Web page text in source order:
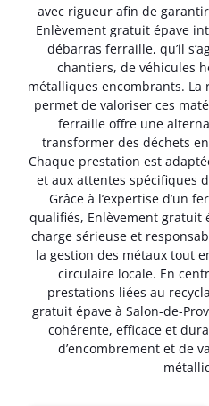
avec rigueur afin de
Enlèvement gratuit épave
débarras ferraille, qu’il
chantiers, de véhicules
métalliques encombrants.
permet de valoriser ces
ferraille offre une
transformer des déchets
Chaque prestation est
et aux attentes spécifiques
Grâce à l’expertise d’un
qualifiés, Enlèvement gratuit
charge sérieuse et
la gestion des métaux tout
circulaire locale. En
prestations liées au
gratuit épave à Salon-de-
cohérente, efficace et
d’encombrement et de